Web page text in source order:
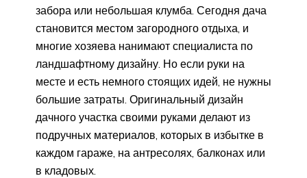
забора или небольшая клумба. Сегодня дача
становится местом загородного отдыха, и
многие хозяева нанимают специалиста по
ландшафтному дизайну. Но если руки на
месте и есть немного стоящих идей, не нужны
большие затраты. Оригинальный дизайн
дачного участка своими руками делают из
подручных материалов, которых в избытке в
каждом гараже, на антресолях, балконах или
в кладовых.